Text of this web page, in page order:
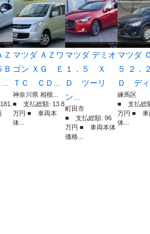
Ｚ
Ｂ
マツダ ＡＺワ
ゴン ＸＧ Ｅ
ＴＣ ＣＤ...
神奈川県 相模...
■ 支払総額: 13.8
万円 ■ 車両本
体...
マツダ デミオ
１．５ Ｘ
Ｄ ツーリ
ン...
町田市
■ 支払総額: 96
万円 ■ 車両本体
価格...
マツダ
５ ２．
Ｄ ディ
練馬区
■ 支払総
万円 ■ 車
体...